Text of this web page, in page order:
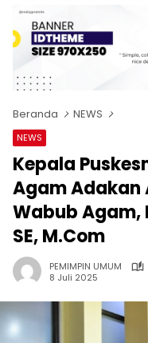
Beranda NEWS
NEWS
Kepala
Agam Adakan
Wabub Agam,
SE, M.Com
PEMIMPIN UMUM
8 Juli 2025